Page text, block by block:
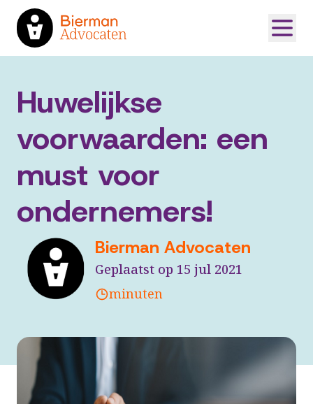
Huwelijkse
voorwaarden: een
must voor
ondernemers!
Bierman Advocaten
Geplaatst op 15 jul 2021
minuten